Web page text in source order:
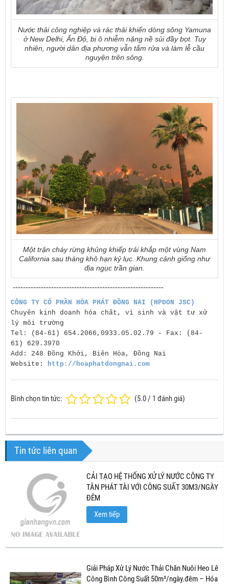
Nước thải công nghiệp và rác thải khiến dòng sông Yamuna
ở New Delhi, Ấn Độ, bị ô nhiễm nặng nề sủi đầy bọt. Tuy
nhiên, người dân địa phương vẫn tắm rửa và làm lễ cầu
nguyện trên sông.
Một trận cháy rừng khủng khiếp trải khắp một vùng Nam
California sau tháng khô hạn kỷ lục. Khung cảnh giống như
địa ngục trần gian.
-----------------------------------------------------------
CÔNG TY CỔ PHẦN HÓA PHÁT ĐỒNG NAI (HPDON JSC)
Chuyên kinh doanh hóa chất, vi sinh và vật tư xử
lý môi trường
Tel: (84-61) 654.2066,0933.05.02.79 - Fax: (84-
61) 629.3970
Add: 248 Đồng Khởi, Biên Hòa, Đồng Nai
Website:
http://hoaphatdongnai.com
Bình chọn tin tức: (5.0/ 1 đánh giá)
Tin tức liên quan
CẢI TẠO HỆ THỐNG XỬ LÝ NƯỚC CÔNG TY
TÂN PHÁT TÀI VỚI CÔNG SUẤT 30M3/NGÀY
ĐÊM
Xem tiếp
Giải Pháp Xử Lý Nước Thải Chăn Nuôi Heo Lê
Công Bình Công Suất 50m³/ngày.đêm – Hóa